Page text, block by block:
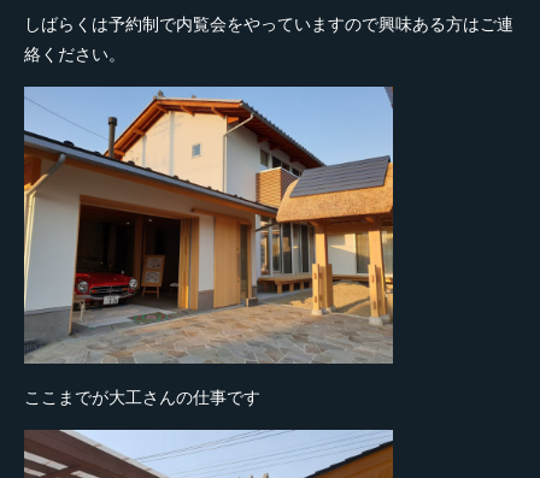
しばらくは予約制で内覧会をやっていますので興味ある方はご連
絡ください。
ここまでが大工さんの仕事です